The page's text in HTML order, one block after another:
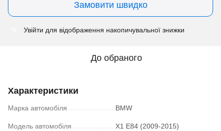
Замовити швидко
Увійти для відображення накопичувальної знижки
До обраного
Характеристики
Марка автомобіля BMW
Модель автомобіля X1 E84 (2009-2015)